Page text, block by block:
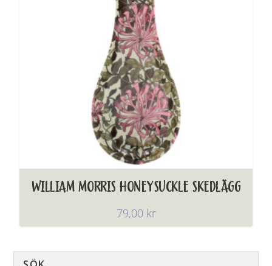
WILLIAM MORRIS HONEYSUCKLE SKEDLÄGG
79,00 kr